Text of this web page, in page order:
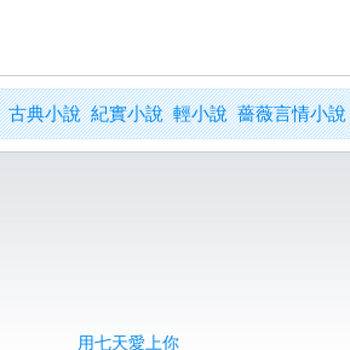
古典小說 紀實小說 輕小說 薔薇言情小說
用七天愛上你